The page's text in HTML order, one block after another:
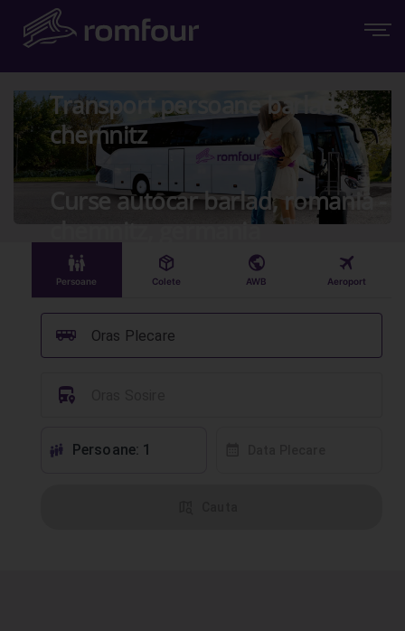
Transport persoane barlad -
chemnitz
Curse autocar barlad, romania -
chemnitz, germania
󱠣
Persoane
󰏗
Colete
󰇧
AWB
󰀝
Aeroport
Oras Plecare
󰞠
󱈒
󱕱 Persoane: 1